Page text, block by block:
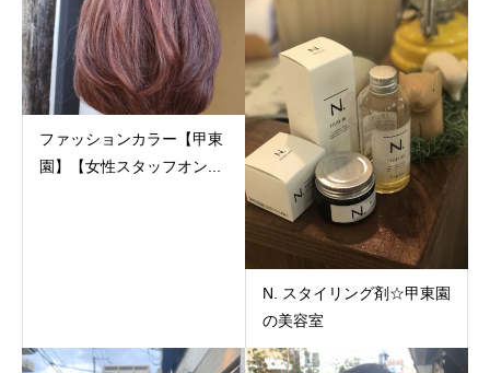
ファッションカラー【甲東
園】【女性スタッフオン...
N. スタイリング剤☆甲東園
の美容室